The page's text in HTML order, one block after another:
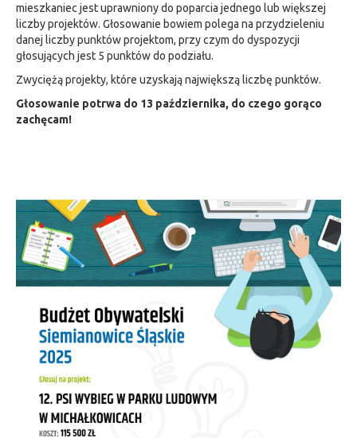
mieszkaniec jest uprawniony do poparcia jednego lub większej
liczby projektów. Głosowanie bowiem polega na przydzieleniu
danej liczby punktów projektom, przy czym do dyspozycji
głosujących jest 5 punktów do podziału.
Zwyciężą projekty, które uzyskają największą liczbę punktów.
Głosowanie potrwa do 13 października, do czego gorąco
zachęcam!